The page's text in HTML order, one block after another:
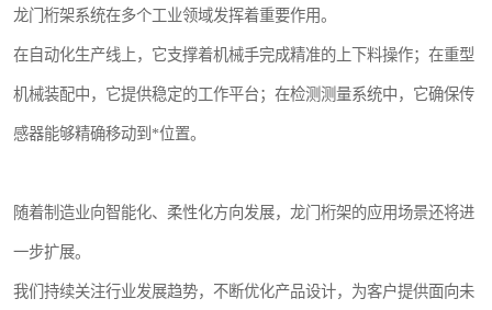
龙门桁架系统在多个工业领域发挥着重要作用。
在自动化生产线上，它支撑着机械手完成精准的上下料操作；在重型
机械装配中，它提供稳定的工作平台；在检测测量系统中，它确保传
感器能够精确移动到*位置。
随着制造业向智能化、柔性化方向发展，龙门桁架的应用场景还将进
一步扩展。
我们持续关注行业发展趋势，不断优化产品设计，为客户提供面向未